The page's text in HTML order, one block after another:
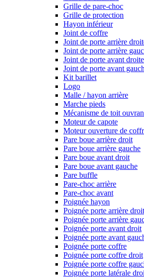
Grille de pare-choc
Grille de protection
Hayon inférieur
Joint de coffre
Joint de porte arrière
Joint de porte arrière
Joint de porte avant droite
Joint de porte avant
Kit barillet
Logo
Malle / hayon arrière
Marche pieds
Mécanisme de toit
Moteur de capote
Moteur ouverture de
Pare boue arrière droit
Pare boue arrière gauche
Pare boue avant droit
Pare boue avant gauche
Pare buffle
Pare-choc arrière
Pare-choc avant
Poignée hayon
Poignée porte arrière droit
Poignée porte arrière
Poignée porte avant droit
Poignée porte avant
Poignée porte coffre
Poignée porte coffre droit
Poignée porte coffre
Poignée porte latérale